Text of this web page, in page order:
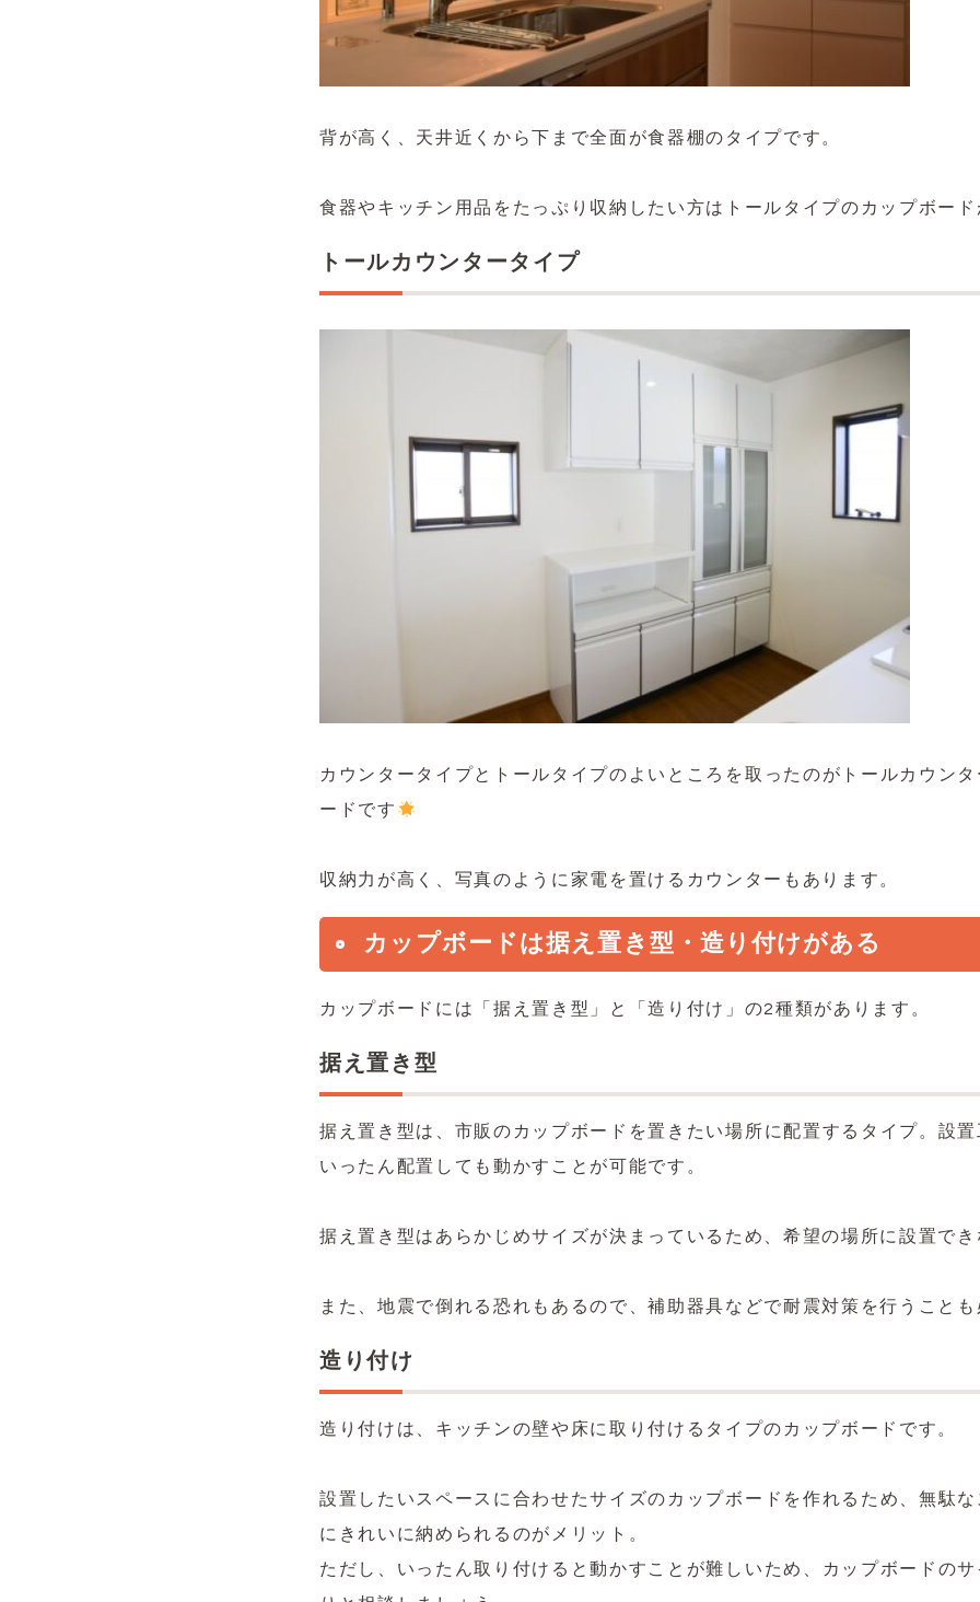
背が高く、天井近くから下まで全面が食器棚のタイプです。
食器やキッチン用品をたっぷり収納したい方はトールタイプのカップボード
トールカウンタータイプ
カウンタータイプとトールタイプのよいところを取ったのがトールカウン
ードです
収納力が高く、写真のように家電を置けるカウンターもあります。
カップボードは据え置き型・造り付けがある
カップボードには「据え置き型」と「造り付け」の2種類があります。
据え置き型
据え置き型は、市販のカップボードを置きたい場所に配置するタイプ。設置
いったん配置しても動かすことが可能です。
据え置き型はあらかじめサイズが決まっているため、希望の場所に設置でき
また、地震で倒れる恐れもあるので、補助器具などで耐震対策を行うことも
造り付け
造り付けは、キッチンの壁や床に取り付けるタイプのカップボードです。
設置したいスペースに合わせたサイズのカップボードを作れるため、無駄
にきれいに納められるのがメリット。
ただし、いったん取り付けると動かすことが難しいため、カップボードの